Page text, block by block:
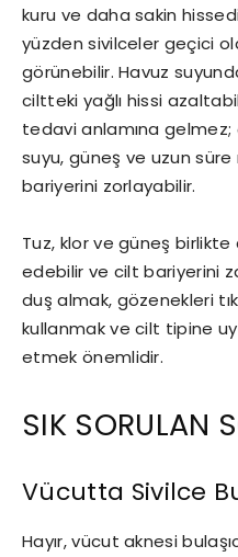
kuru ve daha sakin
yüzden sivilceler geçici
görünebilir. Havuz
ciltteki yağlı hissi
tedavi anlamına gelmez;
suyu, güneş ve uzun
bariyerini zorlayabilir.
Tuz, klor ve güneş
edebilir ve cilt bariyerini
duş almak, gözenekleri
kullanmak ve cilt tipine
etmek önemlidir.
SIK SORULAN
Vücutta Sivilce
Hayır, vücut aknesi